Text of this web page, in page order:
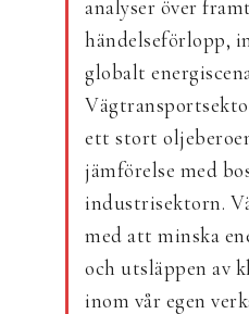
analyser över
händelseförlopp,
globalt
ett stort
jämförelse med
industrisektorn.
med att minska
och utsläppen av
inom vår egen